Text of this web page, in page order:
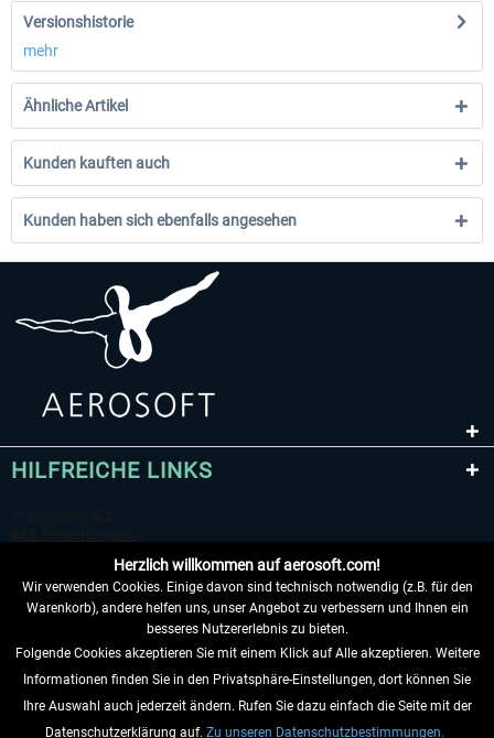
Versionshistorie
mehr
Ähnliche Artikel
Kunden kauften auch
Kunden haben sich ebenfalls angesehen
HILFREICHE LINKS
VERTRAG WIDERRUFEN
INFORMATIONEN
Herzlich willkommen auf aerosoft.com!
Wir verwenden Cookies. Einige davon sind technisch notwendig (z.B. für den
Warenkorb), andere helfen uns, unser Angebot zu verbessern und Ihnen ein
besseres Nutzererlebnis zu bieten.
Folgende Cookies akzeptieren Sie mit einem Klick auf Alle akzeptieren. Weitere
Informationen finden Sie in den Privatsphäre-Einstellungen, dort können Sie
Ihre Auswahl auch jederzeit ändern. Rufen Sie dazu einfach die Seite mit der
Datenschutzerklärung auf. Zu unseren Datenschutzbestimmungen.